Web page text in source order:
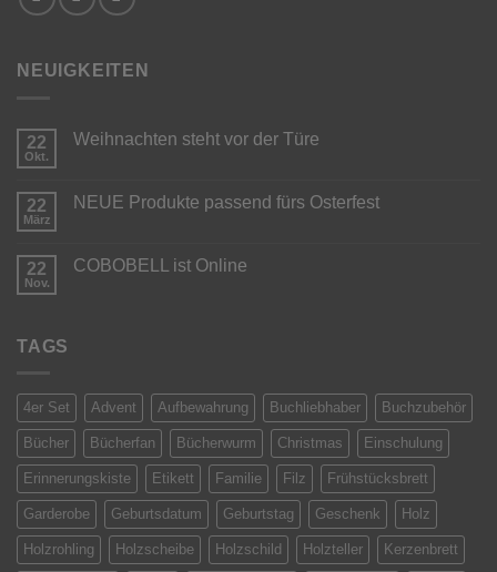
NEUIGKEITEN
22
Okt.
Weihnachten steht vor der Türe
Weihnachten
Türe
22
März
NEUE Produkte passend fürs Osterfest
NEUE
22
Nov.
COBOBELL ist Online
TAGS
4er Set Advent Aufbewahrung Buchliebhaber Buchzubehör
Bücher Bücherfan Bücherwurm Christmas Einschulung
Erinnerungskiste Etikett Familie Filz Frühstücksbrett
Garderobe Geburtsdatum Geburtstag Geschenk Holz
Holzrohling Holzscheibe Holzschild Holzteller Kerzenbrett